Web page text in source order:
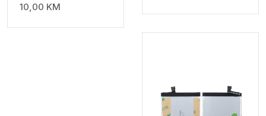
10,00 KM